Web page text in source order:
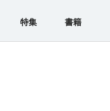
特集 書籍